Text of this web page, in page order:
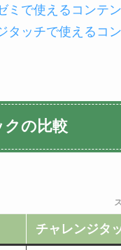
ミで使えるコンテ
タッチで使えるコ
クの比較
チャレンジタ